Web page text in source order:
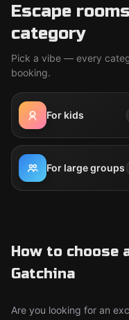
Escape
category
Pick a vibe — every
booking.
For kids
For large groups
How to choose
Gatchina
Are you looking for an